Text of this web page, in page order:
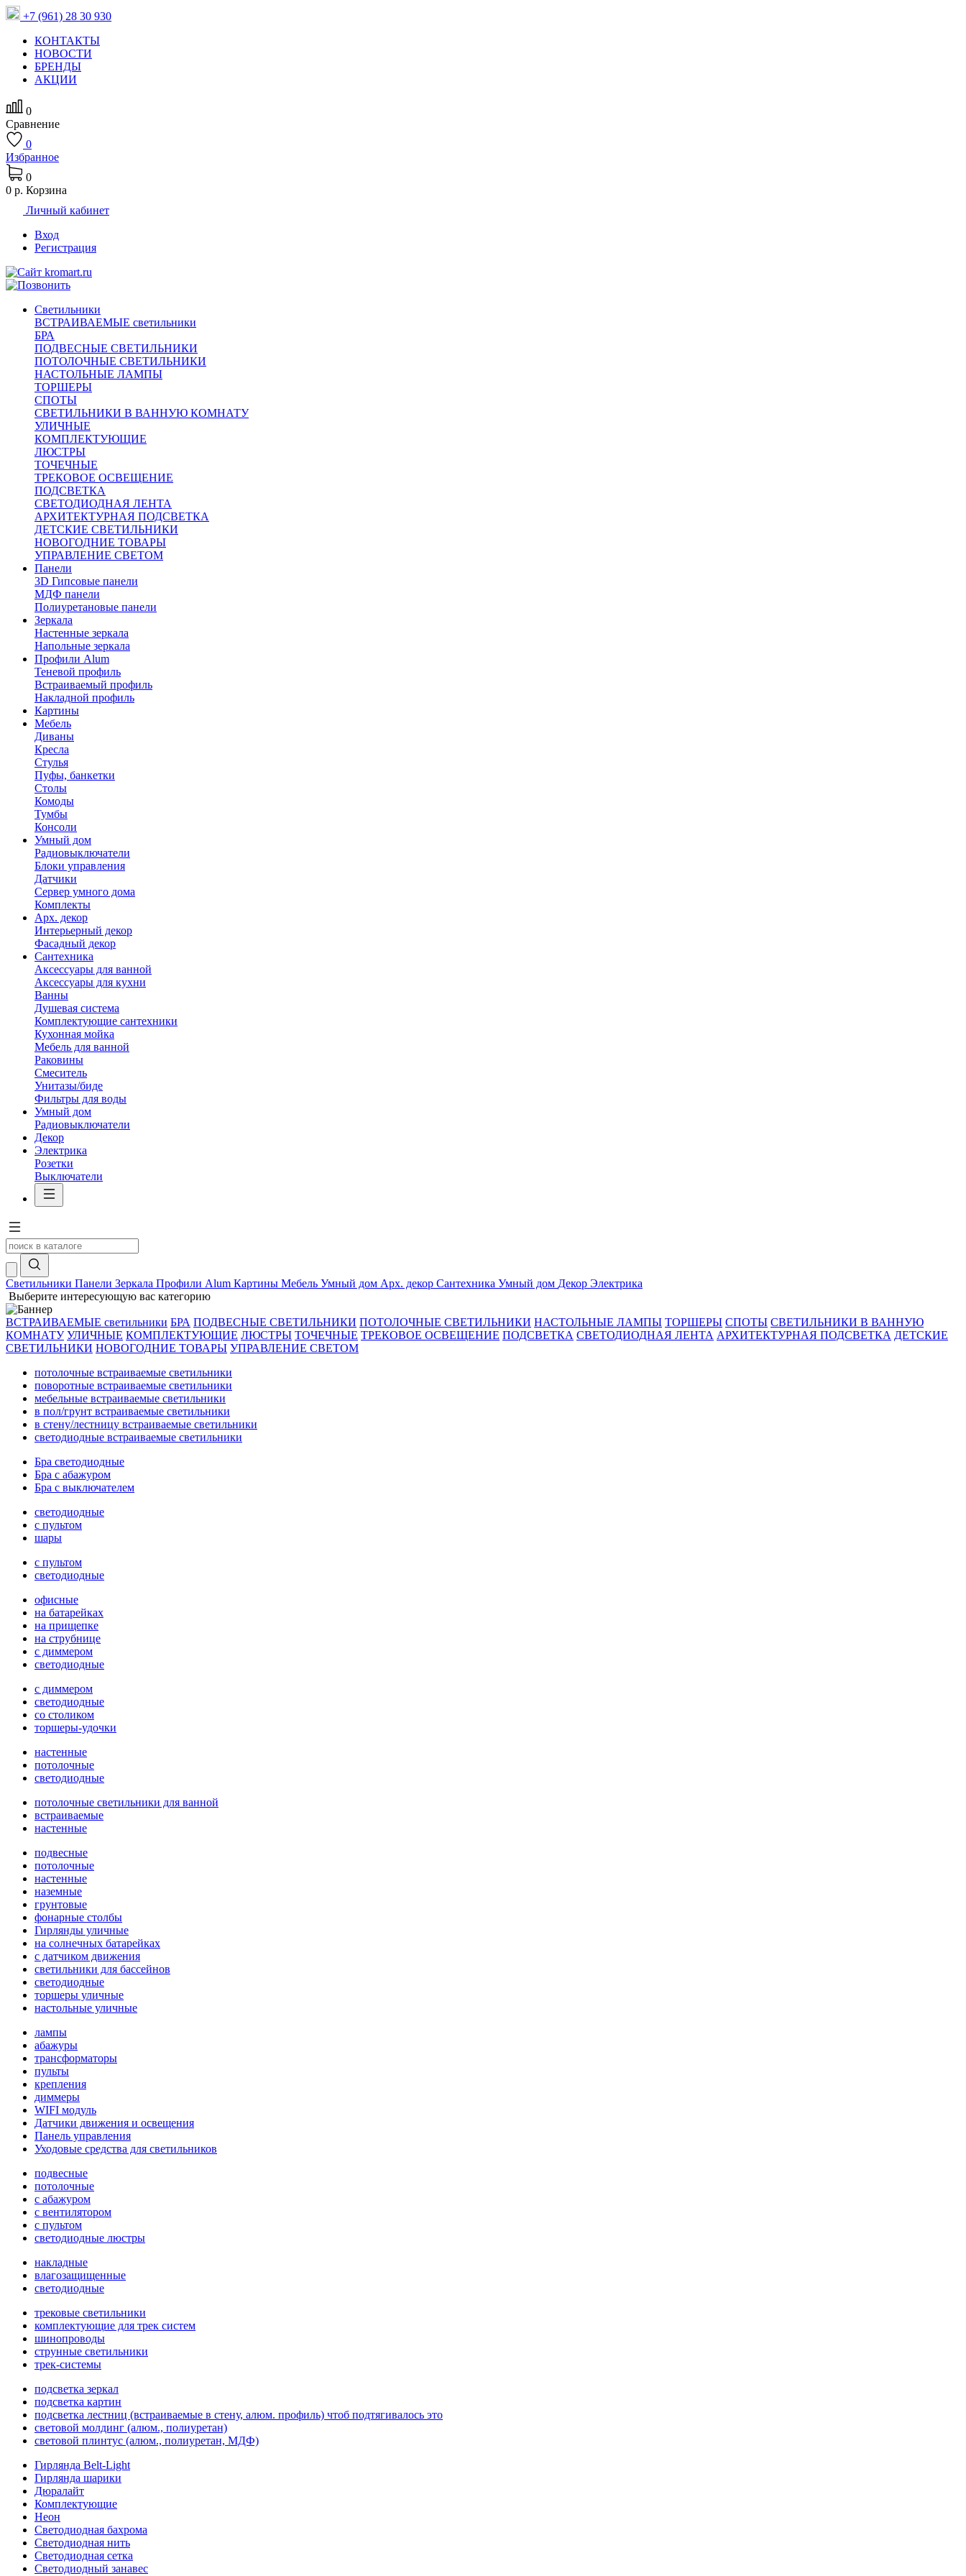
+7 (961) 28 30 930
КОНТАКТЫ
НОВОСТИ
БРЕНДЫ
АКЦИИ
0
Сравнение
0
Избранное
0
0 р. Корзина
Личный кабинет
Вход
Регистрация
Светильники
ВСТРАИВАЕМЫЕ светильники
БРА
ПОДВЕСНЫЕ СВЕТИЛЬНИКИ
ПОТОЛОЧНЫЕ СВЕТИЛЬНИКИ
НАСТОЛЬНЫЕ ЛАМПЫ
ТОРШЕРЫ
СПОТЫ
СВЕТИЛЬНИКИ В ВАННУЮ КОМНАТУ
УЛИЧНЫЕ
КОМПЛЕКТУЮЩИЕ
ЛЮСТРЫ
ТОЧЕЧНЫЕ
ТРЕКОВОЕ ОСВЕЩЕНИЕ
ПОДСВЕТКА
СВЕТОДИОДНАЯ ЛЕНТА
АРХИТЕКТУРНАЯ ПОДСВЕТКА
ДЕТСКИЕ СВЕТИЛЬНИКИ
НОВОГОДНИЕ ТОВАРЫ
УПРАВЛЕНИЕ СВЕТОМ
Панели
3D Гипсовые панели
МДФ панели
Полиуретановые панели
Зеркала
Настенные зеркала
Напольные зеркала
Профили Alum
Теневой профиль
Встраиваемый профиль
Накладной профиль
Картины
Мебель
Диваны
Кресла
Стулья
Пуфы, банкетки
Столы
Комоды
Тумбы
Консоли
Умный дом
Радиовыключатели
Блоки управления
Датчики
Сервер умного дома
Комплекты
Арх. декор
Интерьерный декор
Фасадный декор
Сантехника
Аксессуары для ванной
Аксессуары для кухни
Ванны
Душевая система
Комплектующие сантехники
Кухонная мойка
Мебель для ванной
Раковины
Смеситель
Унитазы/биде
Фильтры для воды
Умный дом
Радиовыключатели
Декор
Электрика
Розетки
Выключатели
Светильники Панели Зеркала Профили Alum Картины Мебель Умный дом Арх. декор Сантехника Умный дом Декор Электрика
Выберите интересующую вас категорию
ВСТРАИВАЕМЫЕ светильники БРА ПОДВЕСНЫЕ СВЕТИЛЬНИКИ ПОТОЛОЧНЫЕ СВЕТИЛЬНИКИ НАСТОЛЬНЫЕ ЛАМПЫ ТОРШЕРЫ СПОТЫ СВЕТИЛЬНИКИ В ВАННУЮ
КОМНАТУ УЛИЧНЫЕ КОМПЛЕКТУЮЩИЕ ЛЮСТРЫ ТОЧЕЧНЫЕ ТРЕКОВОЕ ОСВЕЩЕНИЕ ПОДСВЕТКА СВЕТОДИОДНАЯ ЛЕНТА АРХИТЕКТУРНАЯ ПОДСВЕТКА ДЕТСКИЕ
СВЕТИЛЬНИКИ НОВОГОДНИЕ ТОВАРЫ УПРАВЛЕНИЕ СВЕТОМ
потолочные встраиваемые светильники
поворотные встраиваемые светильники
мебельные встраиваемые светильники
в пол/грунт встраиваемые светильники
в стену/лестницу встраиваемые светильники
светодиодные встраиваемые светильники
Бра светодиодные
Бра с абажуром
Бра с выключателем
светодиодные
с пультом
шары
с пультом
светодиодные
офисные
на батарейках
на прищепке
на струбнице
с диммером
светодиодные
с диммером
светодиодные
со столиком
торшеры-удочки
настенные
потолочные
светодиодные
потолочные светильники для ванной
встраиваемые
настенные
подвесные
потолочные
настенные
наземные
грунтовые
фонарные столбы
Гирлянды уличные
на солнечных батарейках
с датчиком движения
светильники для бассейнов
светодиодные
торшеры уличные
настольные уличные
лампы
абажуры
трансформаторы
пульты
крепления
диммеры
WIFI модуль
Датчики движения и освещения
Панель управления
Уходовые средства для светильников
подвесные
потолочные
с абажуром
с вентилятором
с пультом
светодиодные люстры
накладные
влагозащищенные
светодиодные
трековые светильники
комплектующие для трек систем
шинопроводы
струнные светильники
трек-системы
подсветка зеркал
подсветка картин
подсветка лестниц (встраиваемые в стену, алюм. профиль) чтоб подтягивалось это
световой молдинг (алюм., полиуретан)
световой плинтус (алюм., полиуретан, МДФ)
Гирлянда Belt-Light
Гирлянда шарики
Дюралайт
Комплектующие
Неон
Светодиодная бахрома
Светодиодная нить
Светодиодная сетка
Светодиодный занавес